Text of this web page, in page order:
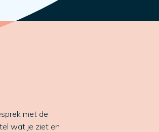
met de
wat je ziet en